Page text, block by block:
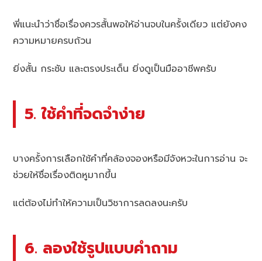
พี่แนะนำว่าชื่อเรื่องควรสั้นพอให้อ่านจบในครั้งเดียว แต่ยังคง
ความหมายครบถ้วน
ยิ่งสั้น กระชับ และตรงประเด็น ยิ่งดูเป็นมืออาชีพครับ
5. ใช้คำที่จดจำง่าย
บางครั้งการเลือกใช้คำที่คล้องจองหรือมีจังหวะในการอ่าน จะ
ช่วยให้ชื่อเรื่องติดหูมากขึ้น
แต่ต้องไม่ทำให้ความเป็นวิชาการลดลงนะครับ
6. ลองใช้รูปแบบคำถาม